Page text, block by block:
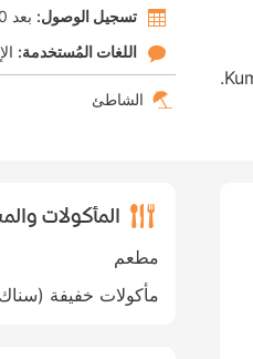
البحر، على بُعد 5 دقائق بالسيارة من شاطئ أولودنيز وKumburnu Beach.
تسجيل الوصول: بعد 14:00
اللغات المُستخدمة:
الشاطئ
المأكولات
مطعم
مأكولات خفيفة